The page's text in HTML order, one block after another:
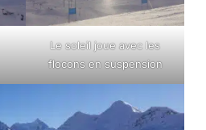
Le soleil joue avec les
flocons en suspension